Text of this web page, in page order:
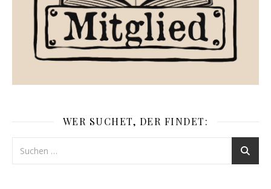
WER SUCHET, DER FINDET: